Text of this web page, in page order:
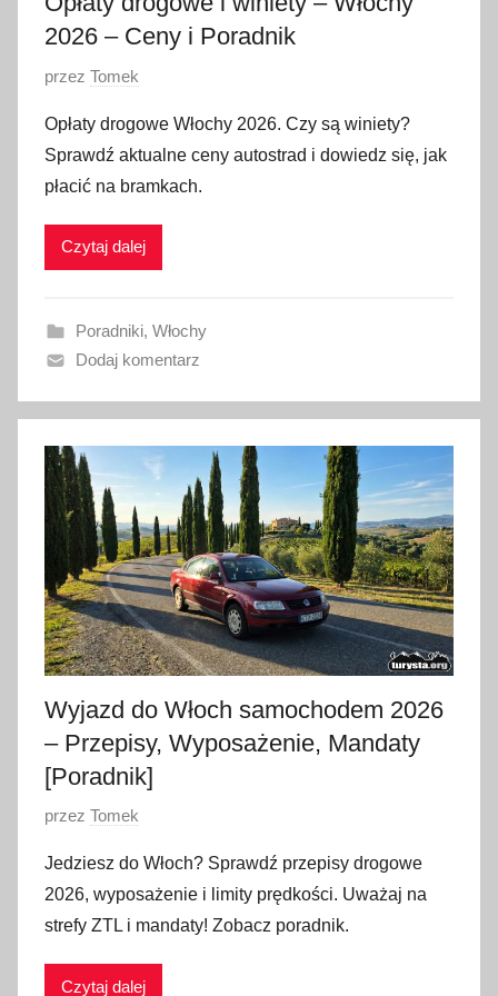
2
2026 – Ceny i Poradnik
O
u
b
l
i
a
n
2
6
s
c
z
n
i
2
0
2
przez Tomek
Opłaty drogowe Włochy 2026. Czy są winiety?
Sprawdź aktualne ceny autostrad i dowiedz się, jak
płacić na bramkach.
Czytaj dalej
Poradniki, Włochy
Dodaj komentarz
Wyjazd do Włoch samochodem 2026
– Przepisy, Wyposażenie, Mandaty
[Poradnik]
O
u
b
l
i
przez Tomek
Jedziesz do Włoch? Sprawdź przepisy drogowe
2026, wyposażenie i limity prędkości. Uważaj na
strefy ZTL i mandaty! Zobacz poradnik.
Czytaj dalej